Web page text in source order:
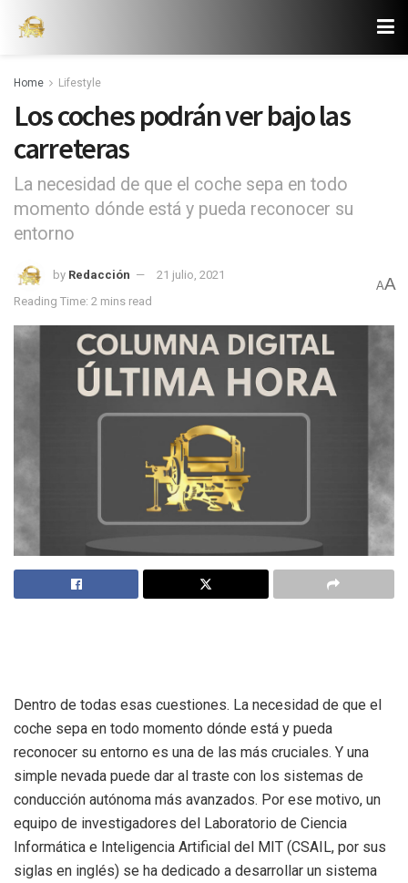
Home Lifestyle
Los coches podrán ver bajo las
carreteras
La necesidad de que el coche sepa en todo
momento dónde está y pueda reconocer su
entorno
by Redacción
21 julio, 2021
Reading Time: 2 mins read
AA
Dentro de todas esas cuestiones. La necesidad de que el
coche sepa en todo momento dónde está y pueda
reconocer su entorno es una de las más cruciales. Y una
simple nevada puede dar al traste con los sistemas de
conducción autónoma más avanzados. Por ese motivo, un
equipo de investigadores del Laboratorio de Ciencia
Informática e Inteligencia Artificial del MIT (CSAIL, por sus
siglas en inglés) se ha dedicado a desarrollar un sistema